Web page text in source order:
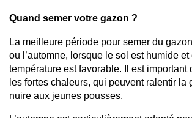
Quand semer votre gazon ?
La meilleure période pour semer du
ou l’automne, lorsque le sol est humide et
température est favorable. Il est important
les fortes chaleurs, qui peuvent ralentir la
nuire aux jeunes pousses.